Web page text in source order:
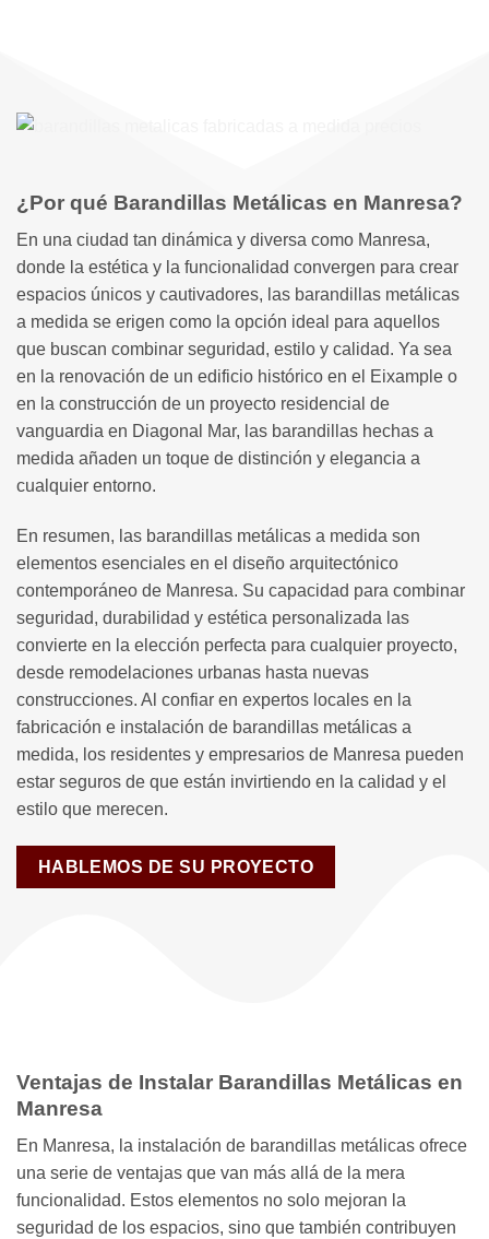
¿Por qué Barandillas Metálicas en Manresa?
En una ciudad tan dinámica y diversa como Manresa,
donde la estética y la funcionalidad convergen para crear
espacios únicos y cautivadores, las barandillas metálicas
a medida se erigen como la opción ideal para aquellos
que buscan combinar seguridad, estilo y calidad. Ya sea
en la renovación de un edificio histórico en el Eixample o
en la construcción de un proyecto residencial de
vanguardia en Diagonal Mar, las barandillas hechas a
medida añaden un toque de distinción y elegancia a
cualquier entorno.
En resumen, las barandillas metálicas a medida son
elementos esenciales en el diseño arquitectónico
contemporáneo de Manresa. Su capacidad para combinar
seguridad, durabilidad y estética personalizada las
convierte en la elección perfecta para cualquier proyecto,
desde remodelaciones urbanas hasta nuevas
construcciones. Al confiar en expertos locales en la
fabricación e instalación de barandillas metálicas a
medida, los residentes y empresarios de Manresa pueden
estar seguros de que están invirtiendo en la calidad y el
estilo que merecen.
HABLEMOS DE SU PROYECTO
Ventajas de Instalar Barandillas Metálicas en
Manresa
En Manresa, la instalación de barandillas metálicas ofrece
una serie de ventajas que van más allá de la mera
funcionalidad. Estos elementos no solo mejoran la
seguridad de los espacios, sino que también contribuyen